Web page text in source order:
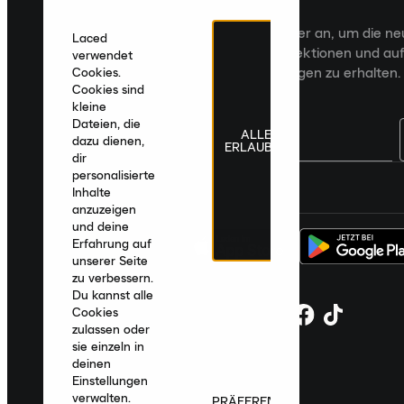
Veröffentlichungen an
Melde dich für den Laced Newsletter an, um die
Veröffentlichungen, kuratierte Kollektionen und
zugeschnittene Produktempfehlungen zu erhalten.
Laced
verwendet
Cookies.
Cookies sind
kleine
Dateien, die
dazu dienen,
dir
personalisierte
Inhalte
anzuzeigen
und deine
Erfahrung auf
unserer Seite
zu verbessern.
Du kannst alle
Cookies
zulassen oder
sie einzeln in
deinen
Einstellungen
verwalten.
ALLE
ERLAUBEN